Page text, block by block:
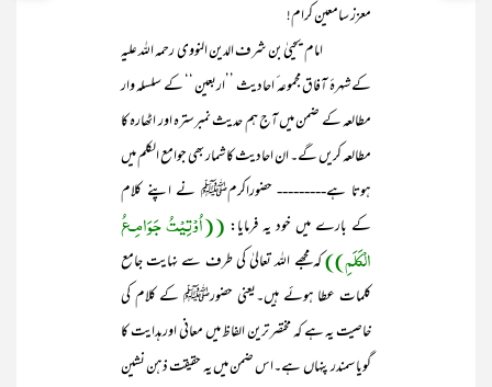
معزز سامعین کرام!
امام یحییٰ بن شرف الدین النووی رحمہ اللہ علیہ
کے شہرۂ آفاق مجموعہ ٔ احادیث ’’اربعین ‘‘ کے سلسلہ وار
مطالعہ کے ضمن میں آج ہم حدیث نمبرسترہ اور اٹھارہ کا
مطالعہ کریں گے۔ ان احادیث کا شمار بھی جوامع الکلم میں
ہوتا ہے--------- حضوراکرمﷺ نے اپنے کلام
کے بارے میں خود یہ فرمایا: ((اُوْتِیْتُ جَوَامِـعُ
الْکَلَمِ))کہ مجھے اللہ تعالیٰ کی طرف سے نہایت جامع
کلمات عطا ہوئے ہیں۔یعنی حضورﷺ کے کلام کی
خاصیت یہ ہے کہ مختصر ترین الفاظ میں معانی اور ہدایت کا
گویا سمندر پنہاں ہے۔اس ضمن میں یہ حقیقت ذہن نشین